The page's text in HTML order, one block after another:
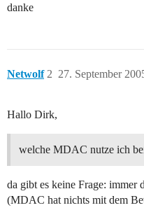
danke
Netwolf 27. September
2
Hallo Dirk,
welche MDAC nutze ich
da gibt es keine Frage: immer
(MDAC hat nichts mit dem